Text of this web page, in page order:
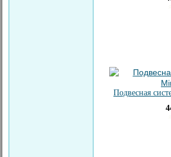
Подвесная